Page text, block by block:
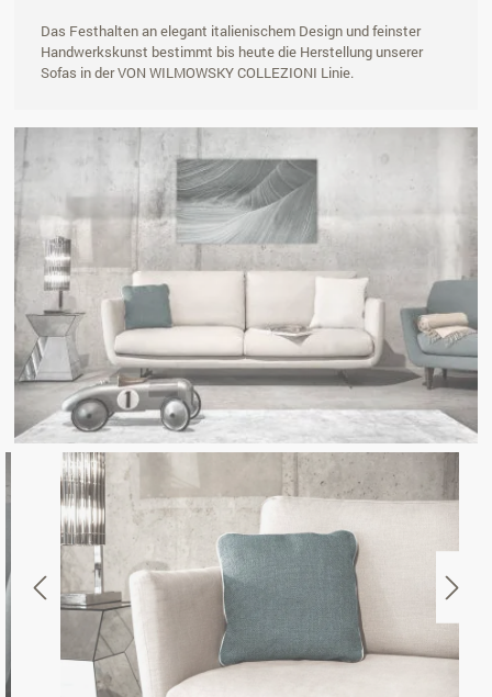
Das Festhalten an elegant italienischem Design und feinster
Handwerkskunst bestimmt bis heute die Herstellung unserer
Sofas in der VON WILMOWSKY COLLEZIONI Linie.